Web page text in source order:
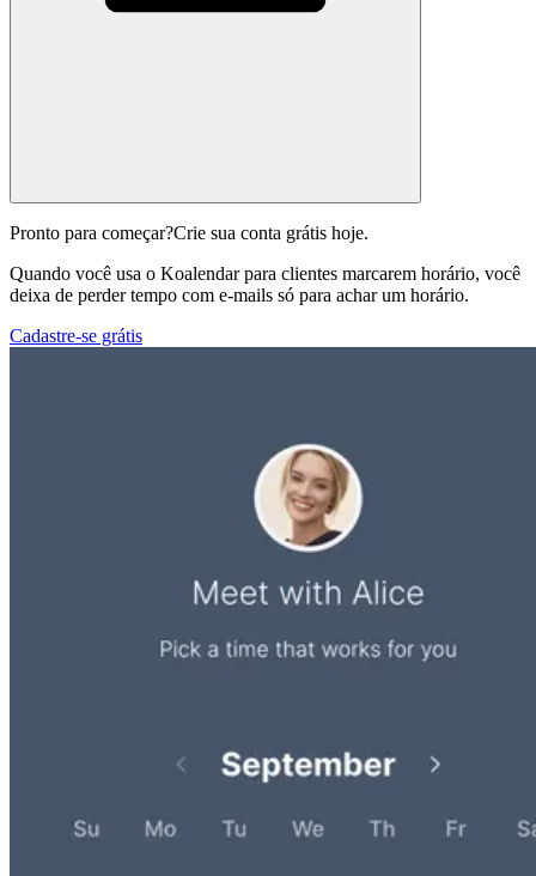
Pronto para começar?Crie sua conta grátis hoje.
Quando você usa o Koalendar para clientes marcarem horário, você
deixa de perder tempo com e-mails só para achar um horário.
Cadastre-se grátis